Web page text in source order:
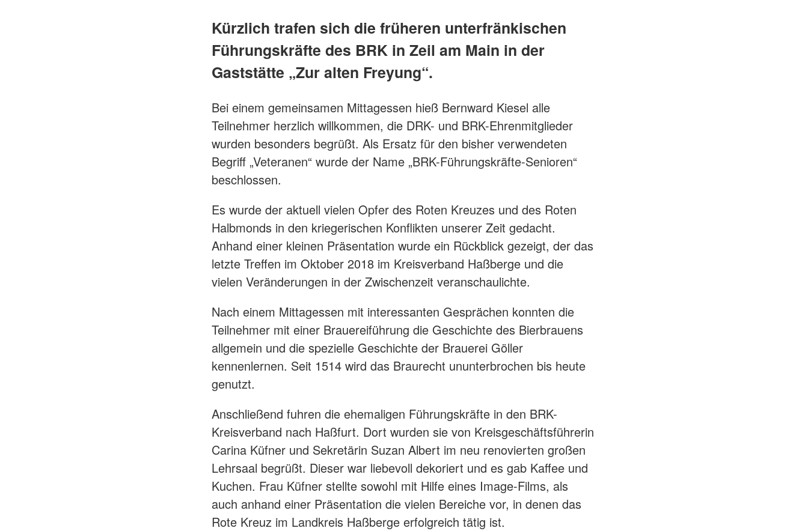
Kürzlich trafen sich die früheren unterfränkischen
Führungskräfte des BRK in Zeil am Main in der
Gaststätte „Zur alten Freyung“.
Bei einem gemeinsamen Mittagessen hieß Bernward Kiesel alle
Teilnehmer herzlich willkommen, die DRK- und BRK-Ehrenmitglieder
wurden besonders begrüßt. Als Ersatz für den bisher verwendeten
Begriff „Veteranen“ wurde der Name „BRK-Führungskräfte-Senioren“
beschlossen.
Es wurde der aktuell vielen Opfer des Roten Kreuzes und des Roten
Halbmonds in den kriegerischen Konflikten unserer Zeit gedacht.
Anhand einer kleinen Präsentation wurde ein Rückblick gezeigt, der das
letzte Treffen im Oktober 2018 im Kreisverband Haßberge und die
vielen Veränderungen in der Zwischenzeit veranschaulichte.
Nach einem Mittagessen mit interessanten Gesprächen konnten die
Teilnehmer mit einer Brauereiführung die Geschichte des Bierbrauens
allgemein und die spezielle Geschichte der Brauerei Göller
kennenlernen. Seit 1514 wird das Braurecht ununterbrochen bis heute
genutzt.
Anschließend fuhren die ehemaligen Führungskräfte in den BRK-
Kreisverband nach Haßfurt. Dort wurden sie von Kreisgeschäftsführerin
Carina Küfner und Sekretärin Suzan Albert im neu renovierten großen
Lehrsaal begrüßt. Dieser war liebevoll dekoriert und es gab Kaffee und
Kuchen. Frau Küfner stellte sowohl mit Hilfe eines Image-Films, als
auch anhand einer Präsentation die vielen Bereiche vor, in denen das
Rote Kreuz im Landkreis Haßberge erfolgreich tätig ist.